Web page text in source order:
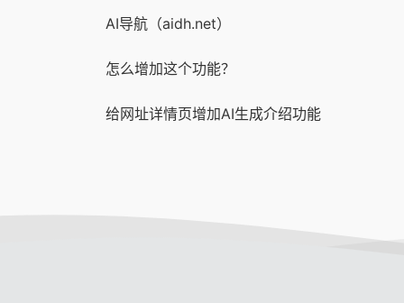
AI导航（aidh.net）
怎么增加这个功能？
给网址详情页增加AI生成介绍功能